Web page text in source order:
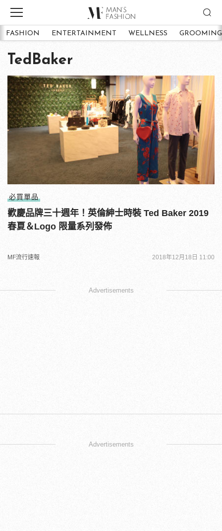
FASHION ENTERTAINMENT WELLNESS GROOMING
TedBaker
必買單品
歡慶品牌三十週年！英倫紳士時裝 Ted Baker 2019
春夏＆Logo 限量系列發佈
MF流行速報 2018年12月18日 11:00
Advertisements
Advertisements